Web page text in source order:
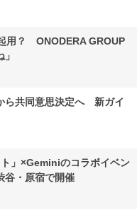
用？ ONODERA GROUP
ら共同意思決定へ 新ガイ
」×Geminiのコラボイベン
谷・原宿で開催